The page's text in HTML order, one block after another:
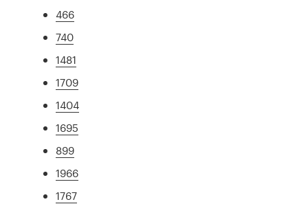
466
740
1481
1709
1404
1695
899
1966
1767